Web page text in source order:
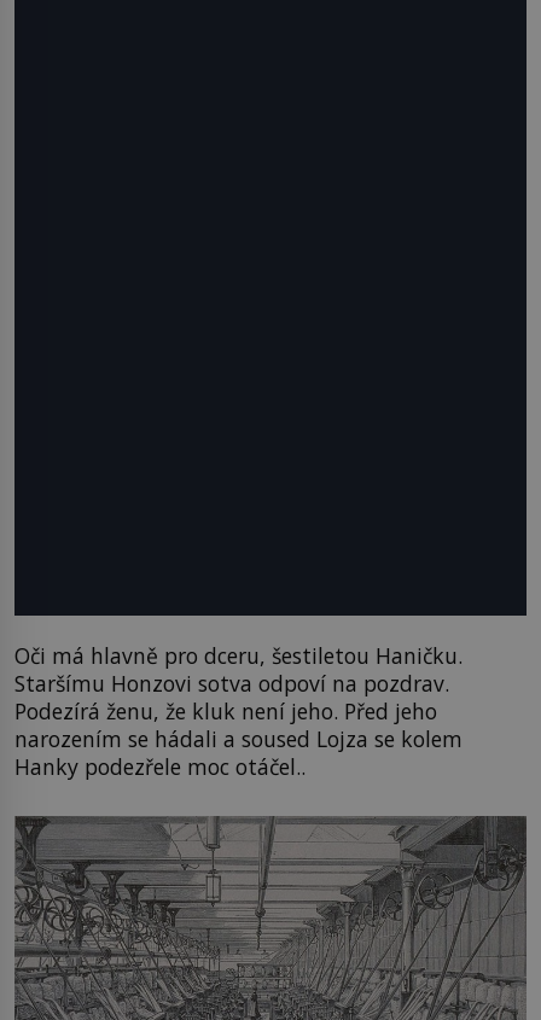
Oči má hlavně pro dceru, šestiletou Haničku.
Staršímu Honzovi sotva odpoví na pozdrav.
Podezírá ženu, že kluk není jeho. Před jeho
narozením se hádali a soused Lojza se kolem
Hanky podezřele moc otáčel..